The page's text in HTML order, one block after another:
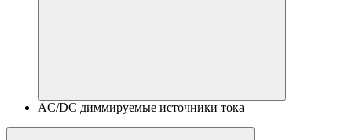
AC/DC диммируемые источники тока